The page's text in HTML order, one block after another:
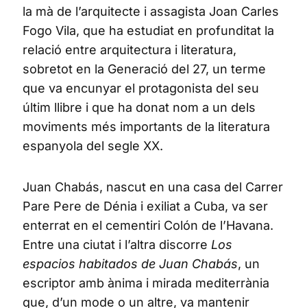
la mà de l’arquitecte i assagista Joan Carles
Fogo Vila, que ha estudiat en profunditat la
relació entre arquitectura i literatura,
sobretot en la Generació del 27, un terme
que va encunyar el protagonista del seu
últim llibre i que ha donat nom a un dels
moviments més importants de la literatura
espanyola del segle XX.
Juan Chabás, nascut en una casa del Carrer
Pare Pere de Dénia i exiliat a Cuba, va ser
enterrat en el cementiri Colón de l’Havana.
Entre una ciutat i l’altra discorre Los
espacios habitados de Juan Chabás, un
escriptor amb ànima i mirada mediterrània
que, d’un mode o un altre, va mantenir